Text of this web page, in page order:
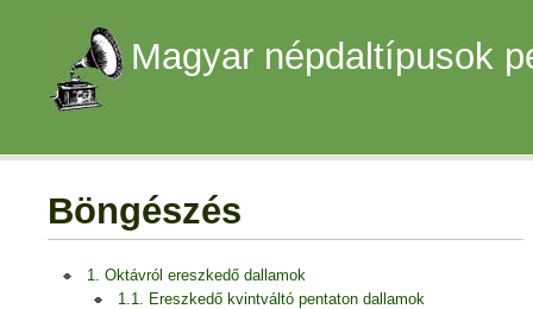
Magyar népdaltípusok
Böngészés
1. Oktávról ereszkedő dallamok
1.1. Ereszkedő kvintváltó pentaton dallamok